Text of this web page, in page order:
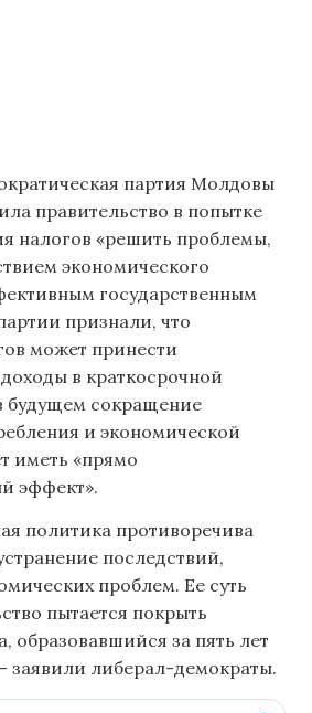
партия Молдовы
правительство в попытке
налогов «решить проблемы,
экономического
государственным
признали, что
может принести
в краткосрочной
будущем сокращение
и экономической
иметь «прямо
эффект».
политика противоречива
последствий,
проблем. Ее суть
пытается покрыть
образовавшийся за пять лет
заявили либерал-демократы.